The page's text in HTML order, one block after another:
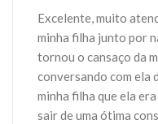
Excelente, muito
minha filha junto por
tornou o cansaço da
conversando com ela
minha filha que ela
sair de uma ótima